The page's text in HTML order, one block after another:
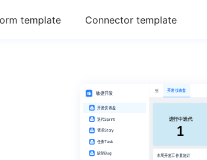
template Connector template